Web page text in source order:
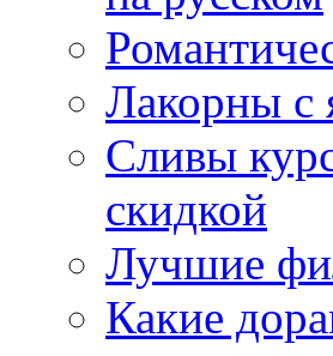
Лакорны с
Сливы
скидкой
Лучшие
Какие